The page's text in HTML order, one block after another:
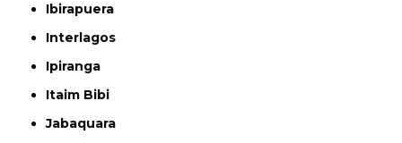
Ibirapuera
Interlagos
Ipiranga
Itaim Bibi
Jabaquara